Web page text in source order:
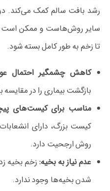
رشد بافت سالم کمک می‌کند.
تا زخم به طور کامل بسته شود.
کاهش چشمگیر احتمال
بازگشت بیماری را در
مناسب برای کیست‌های
کیست بزرگ، دارای
روش ارجحیت دارد.
عدم نیاز به بخیه:زخم بخیه
شدن بخیه‌ها وجود ندارد.